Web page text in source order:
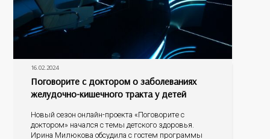
16.02.2024
Поговорите с доктором о заболеваниях
желудочно-кишечного тракта у детей
Новый сезон онлайн-проекта «Поговорите с
доктором» начался с темы детского здоровья.
Ирина Милюкова обсудила с гостем программы